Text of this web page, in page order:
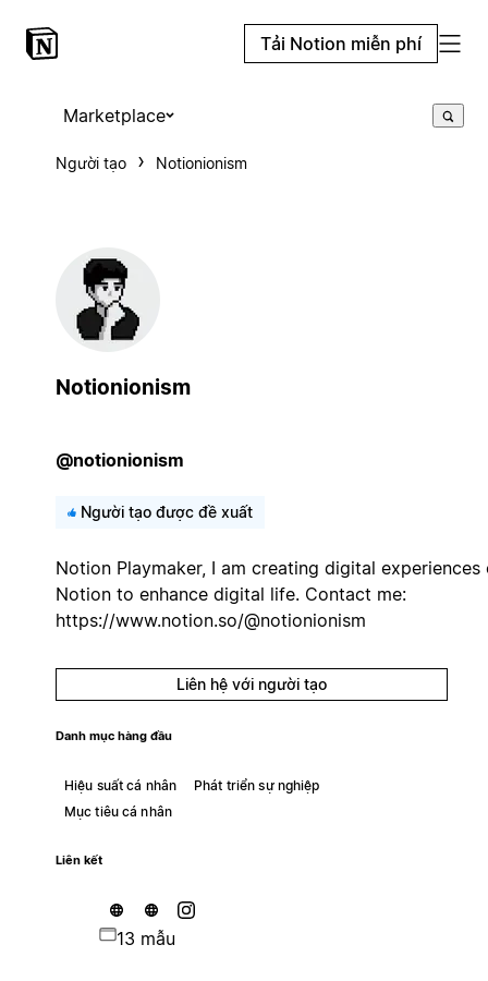
Tải Notion miễn phí
Marketplace
Người tạo Notionionism
Notionionism
@notionionism
Người tạo được đề xuất
Notion Playmaker, I am creating digital experiences
Notion to enhance digital life. Contact me:
https://www.notion.so/@notionionism
Liên hệ với người tạo
Danh mục hàng đầu
Hiệu suất cá nhân
Phát triển sự nghiệp
Mục tiêu cá nhân
Liên kết
13 mẫu